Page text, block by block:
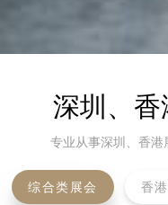
深圳、
专业从事深圳、香
综合类展会 香